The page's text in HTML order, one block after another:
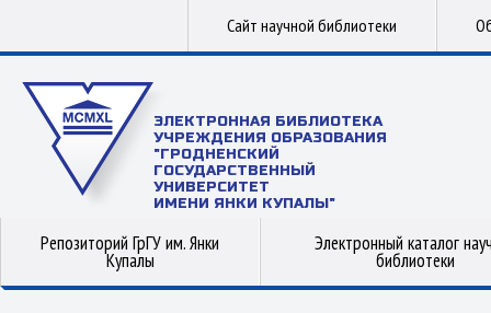
Сайт научной библиотеки
ЭЛЕКТРОННАЯ БИБЛИОТЕКА
УЧРЕЖДЕНИЯ ОБРАЗОВАНИЯ
"ГРОДНЕНСКИЙ
ГОСУДАРСТВЕННЫЙ
УНИВЕРСИТЕТ
ИМЕНИ ЯНКИ КУПАЛЫ"
Репозиторий ГрГУ им. Янки
Купалы
Электронный каталог
библиотеки